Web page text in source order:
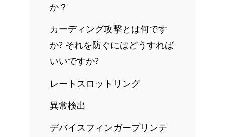
か？
カーディング攻撃とは何です
か? それを防ぐにはどうすれば
いいですか?
レートスロットリング
異常検出
デバイスフィンガープリンテ